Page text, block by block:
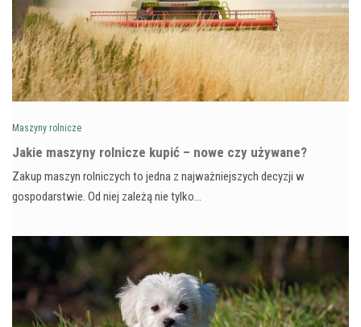
Maszyny rolnicze
Jakie maszyny rolnicze kupić – nowe czy używane?
Zakup maszyn rolniczych to jedna z najważniejszych decyzji w
gospodarstwie. Od niej zależą nie tylko…